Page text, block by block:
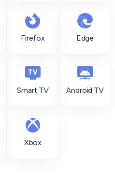
Firefox Edge
Smart TV Android TV
Xbox